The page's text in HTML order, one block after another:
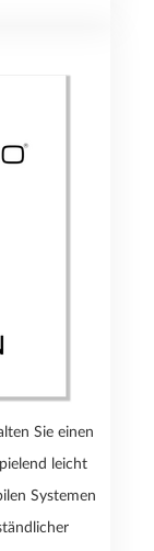
Sie einen
leicht
Systemen